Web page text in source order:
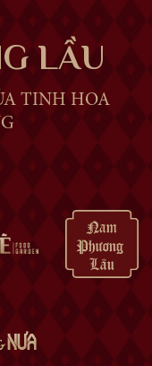
LẦU
TINH HOA